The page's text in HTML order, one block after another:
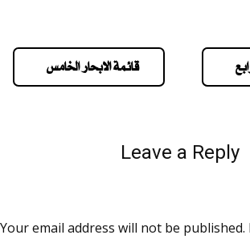
قائمة الابحار الخامس
Leave a Reply
Your email address will not be published.